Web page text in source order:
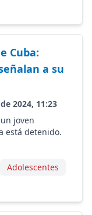
Cuba:
a su
2024, 11:23
joven
está detenido.
Adolescentes